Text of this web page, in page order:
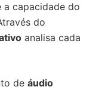
a capacidade do
do
analisa cada
de áudio